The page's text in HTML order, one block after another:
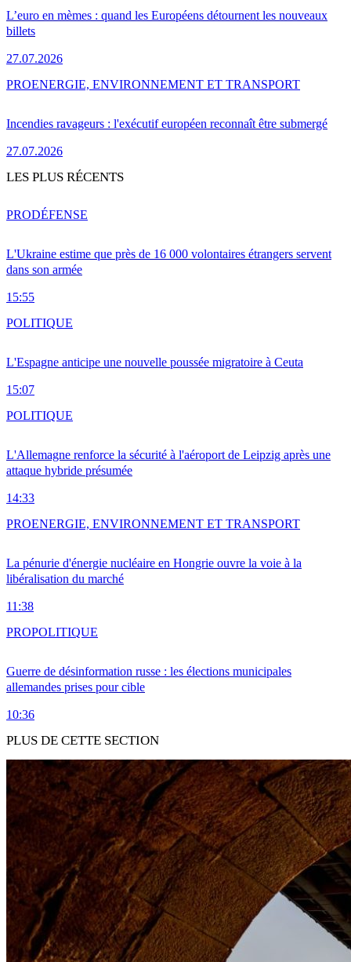
L’euro en mèmes : quand les Européens détournent les nouveaux
billets
27.07.2026
Incendies ravageurs : l'exécutif européen reconnaît être submergé
27.07.2026
PROENERGIE, ENVIRONNEMENT ET TRANSPORT
LES PLUS RÉCENTS
L'Ukraine estime que près de 16 000 volontaires étrangers servent
dans son armée
15:55
PRODÉFENSE
L'Espagne anticipe une nouvelle poussée migratoire à Ceuta
15:07
POLITIQUE
L'Allemagne renforce la sécurité à l'aéroport de Leipzig après une
attaque hybride présumée
14:33
POLITIQUE
La pénurie d'énergie nucléaire en Hongrie ouvre la voie à la
libéralisation du marché
11:38
PROENERGIE, ENVIRONNEMENT ET TRANSPORT
Guerre de désinformation russe : les élections municipales
allemandes prises pour cible
10:36
PROPOLITIQUE
PLUS DE CETTE SECTION